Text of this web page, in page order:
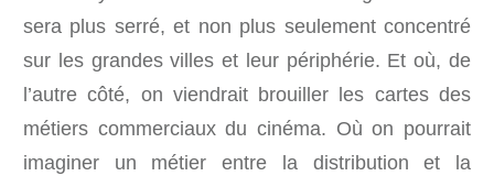
sera plus serré, et non plus seulement concentré
sur les grandes villes et leur périphérie. Et où, de
l’autre côté, on viendrait brouiller les cartes des
métiers commerciaux du cinéma. Où on pourrait
imaginer un métier entre la distribution et la